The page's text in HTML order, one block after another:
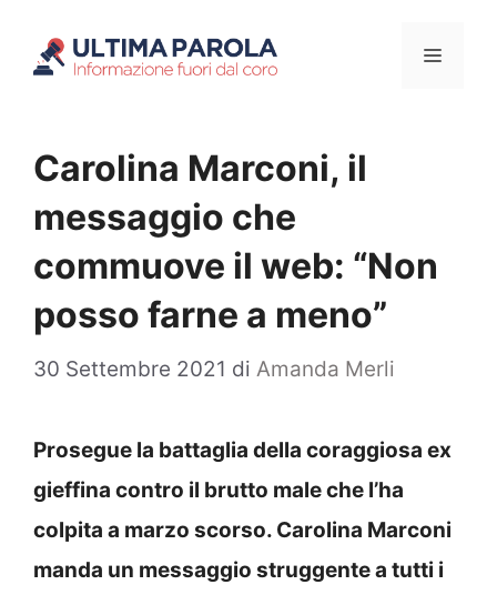
Menu
Carolina Marconi, il
messaggio che
commuove il web: “Non
posso farne a meno”
30 Settembre 2021 di Amanda Merli
Prosegue la battaglia della coraggiosa ex
gieffina contro il brutto male che l’ha
colpita a marzo scorso. Carolina Marconi
manda un messaggio struggente a tutti i